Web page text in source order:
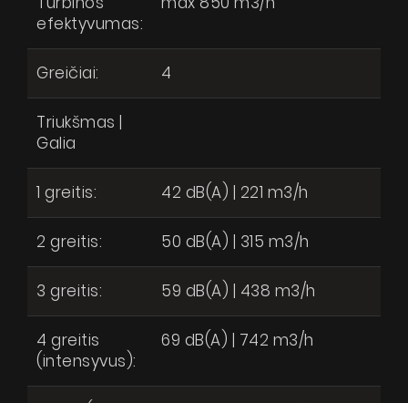
Techninė pagalba
Virtualus gidas
Kur nusipirkti
Dirbkime kartu
Kontaktai
SIŲSTI
efektyvumas:
Greičiai: 4
Triukšmas |
Galia
1 greitis: 42 dB(A) | 221 m3/h
2 greitis: 50 dB(A) | 315 m3/h
3 greitis: 59 dB(A) | 438 m3/h
4 greitis
(intensyvus):
69 dB(A) | 742 m3/h